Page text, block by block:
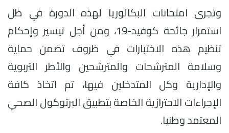
وتجرى امتحانات البكالوريا لهذه الدورة في ظل
استمرار جائحة كوفيد-19، ومن أجل تيسير وإحكام
تنظيم هذه الاختبارات في ظروف تضمن حماية
وسلامة المترشحات والمترشحين والأطر التربوية
والإدارية وكل المتدخلين فيها، تم اتخاذ كافة
الإجراءات الاحترازية الخاصة بتطبيق البرتوكول الصحي
المعتمد وطنيا.